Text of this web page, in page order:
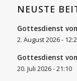
NEUSTE
Gottesdienst
2. August 2026 -
Gottesdienst
20. Juli 2026 - 21:10